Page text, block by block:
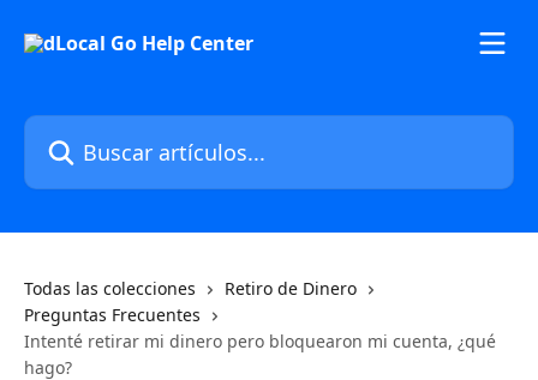
Buscar artículos...
Todas las colecciones
Retiro de Dinero
Preguntas Frecuentes
Intenté retirar mi dinero pero bloquearon mi cuenta, ¿qué
hago?